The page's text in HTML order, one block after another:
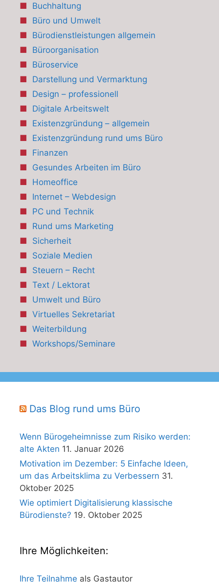
Buchhaltung
Büro und Umwelt
Bürodienstleistungen allgemein
Büroorganisation
Büroservice
Darstellung und Vermarktung
Design – professionell
Digitale Arbeitswelt
Existenzgründung – allgemein
Existenzgründung rund ums Büro
Finanzen
Gesundes Arbeiten im Büro
Homeoffice
Internet – Webdesign
PC und Technik
Rund ums Marketing
Sicherheit
Soziale Medien
Steuern – Recht
Text / Lektorat
Umwelt und Büro
Virtuelles Sekretariat
Weiterbildung
Workshops/Seminare
Das Blog rund ums Büro
Wenn Bürogeheimnisse zum Risiko werden:
alte Akten 11. Januar 2026
Motivation im Dezember: 5 Einfache Ideen,
um das Arbeitsklima zu Verbessern 31.
Oktober 2025
Wie optimiert Digitalisierung klassische
Bürodienste? 19. Oktober 2025
Ihre Möglichkeiten:
Ihre Teilnahme als Gastautor